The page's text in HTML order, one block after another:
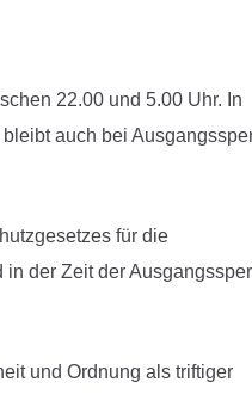
22.00 und 5.00 Uhr. In
auch bei
für die
der Zeit der
und Ordnung als triftiger